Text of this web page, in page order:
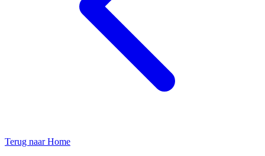
Terug naar Home